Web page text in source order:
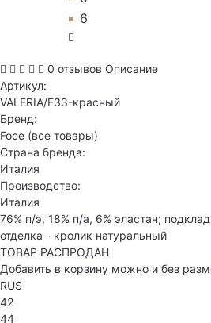
6
0 отзывов Описание
Артикул:
VALERIA/F33-красный
Бренд:
Foce (все товары)
Страна бренда:
Италия
Производство:
Италия
76% п/э, 18% п/а, 6% эластан;
отделка - кролик натуральный
ТОВАР РАСПРОДАН
Добавить в корзину можно и без
RUS
42
44